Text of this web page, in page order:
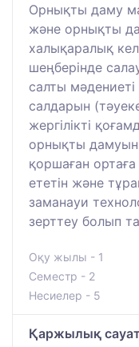
Орнықты даму
және орнықты
халықаралық
шеңберінде
салты мәдениеті
салдарын
жергілікті
орнықты дамуын
қоршаған ортаға
ететін және
заманауи
зерттеу болып
Оқу жылы - 1
Семестр - 2
Несиелер - 5
Қаржылық